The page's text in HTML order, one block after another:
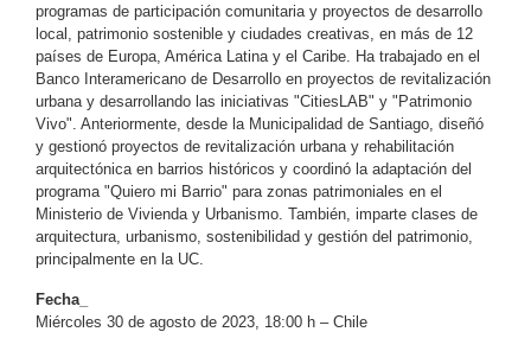
programas de participación comunitaria y proyectos de desarrollo
local, patrimonio sostenible y ciudades creativas, en más de 12
países de Europa, América Latina y el Caribe. Ha trabajado en el
Banco Interamericano de Desarrollo en proyectos de revitalización
urbana y desarrollando las iniciativas "CitiesLAB" y "Patrimonio
Vivo". Anteriormente, desde la Municipalidad de Santiago, diseñó
y gestionó proyectos de revitalización urbana y rehabilitación
arquitectónica en barrios históricos y coordinó la adaptación del
programa "Quiero mi Barrio" para zonas patrimoniales en el
Ministerio de Vivienda y Urbanismo. También, imparte clases de
arquitectura, urbanismo, sostenibilidad y gestión del patrimonio,
principalmente en la UC.
Fecha_
Miércoles 30 de agosto de 2023, 18:00 h – Chile